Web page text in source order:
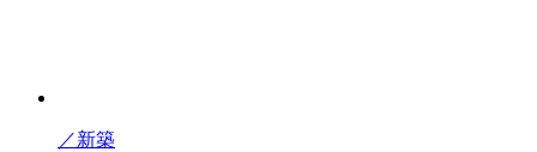
／新築